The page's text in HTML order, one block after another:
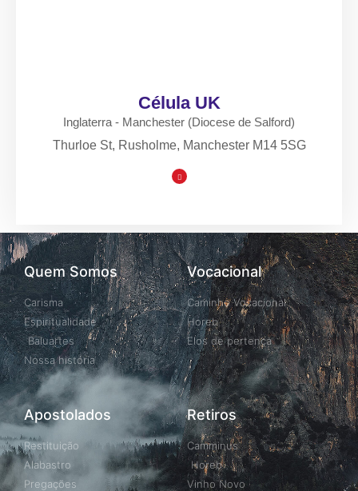
Célula UK
Inglaterra - Manchester (Diocese de Salford)
Thurloe St, Rusholme, Manchester M14 5SG
Quem Somos
Carisma
Espiritualidade
Baluartes
Nossa história
Vocacional
Caminho Vocacional
Horeb
Elos de pertença
Apostolados
Restituição
Alabastro
Pregações
Retiros
Camminus
Horeb
Vinho Novo